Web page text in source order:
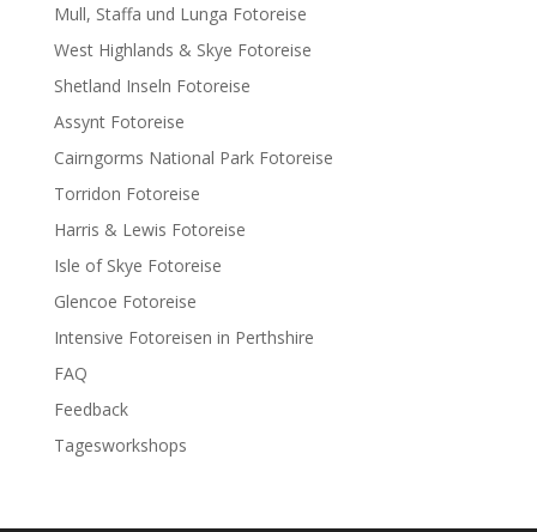
Mull, Staffa und Lunga Fotoreise
West Highlands & Skye Fotoreise
Shetland Inseln Fotoreise
Assynt Fotoreise
Cairngorms National Park Fotoreise
Torridon Fotoreise
Harris & Lewis Fotoreise
Isle of Skye Fotoreise
Glencoe Fotoreise
Intensive Fotoreisen in Perthshire
FAQ
Feedback
Tagesworkshops